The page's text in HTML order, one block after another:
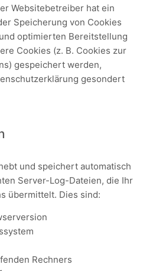
Websitebetreiber hat ein
Speicherung von Cookies
optimierten Bereitstellung
Cookies (z. B. Cookies zur
gespeichert werden,
gesondert
und speichert automatisch
Server-Log-Dateien, die Ihr
übermittelt. Dies sind:
Rechners